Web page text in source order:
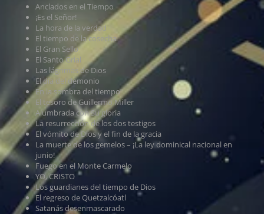
Anclados en el Tiempo
¡Es el Señor!
La hora de la verdad
El tiempo de la cosecha
El Gran Sello
El Santo Grial
Las lágrimas de Dios
El día del demonio
En la sombra del tiempo
El tesoro de Guillermo Miller
Alumbrada con Su gloria
La resurrección de los dos testigos
El vómito de Dios y el fin de la gracia
La muerte de los gemelos – ¡La ley dominical nacional en
junio!
Fuego en el Monte Carmelo
YO, CRISTO
Los guardianes del tiempo de Dios
El regreso de Quetzalcóatl
Satanás desenmascarado